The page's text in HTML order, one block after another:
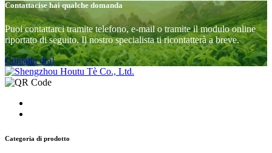
Contattacise hai qualche domanda
Puoi contattarci tramite telefono, e-mail o tramite il modulo online
riportato di seguito. Il nostro specialista ti ricontatterà a breve.
Contatta ora!
Categoria di prodotto